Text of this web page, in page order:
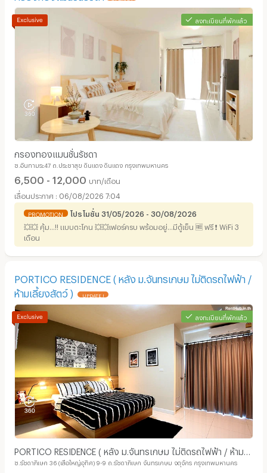
ลงทะเบียนที่พักแล้ว
กรองทองแมนชั่นรัชดา
ซ.อินทามระ47 ถ.ประชาสุข ดินแดง ดินแดง กรุงเทพมหานคร
6,500 - 12,000 บาท/เดือน
06/08/2026 7:04
PROMOTION โปรโมชั่น 31/05/2026 - 30/08/2026
💥💥 คุ้ม...!! แบบตะโกน 💥💥เฟอร์ครบ พร้อมอยู่...มีตู้เย็น 🆓 ฟรี ❗️ WiFi 3
เดือน
PORTICO RESIDENCE ( หลัง ม.จันทรเกษม ไม่ติดรถไฟฟ้า /
ห้ามเลี้ยงสัตว์ )
UPDATE !
ลงทะเบียนที่พักแล้ว
PORTICO RESIDENCE ( หลัง ม.จันทรเกษม ไม่ติดรถไฟฟ้า / ห้าม
เลี้ยงสัตว์ )
ซ.รัชดาภิเษก 36 (เสือใหญ่อุทิศ) 9-9 ถ.รัชดาภิเษก จันทรเกษม จตุจักร กรุงเทพมหานคร